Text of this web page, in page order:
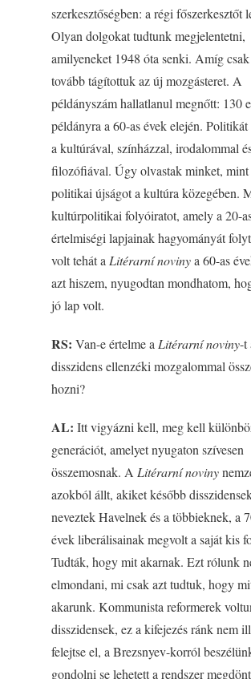
szerkesztőségben: a régi főszerkesztőt
Olyan dolgokat tudtunk megjelentetni,
amilyeneket 1948 óta senki. Amíg
tovább tágítottuk az új mozgásteret. A
példányszám hallatlanul megnőtt: 130
példányra a 60-as évek elején.
a kultúrával, színházzal, irodalommal
filozófiával. Úgy olvastak minket,
politikai újságot a kultúra közegében.
kultúrpolitikai folyóiratot, amely a 20-
értelmiségi lapjainak hagyományát
volt tehát a Litérarní novinya 60-as
azt hiszem, nyugodtan mondhatom,
jó lap volt.
RS: Van-e értelme a Litérarní noviny-t
disszidens ellenzéki mozgalommal
hozni?
AL: Itt vigyázni kell, meg kell
generációt, amelyet nyugaton szívesen
összemosnak. A Litérarní noviny
azokból állt, akiket később
neveztek Havelnek és a többieknek, a
évek liberálisainak megvolt a saját kis
Tudták, hogy mit akarnak. Ezt rólunk
elmondani, mi csak azt tudtuk, hogy
akarunk. Kommunista reformerek
disszidensek, ez a kifejezés ránk nem
felejtse el, a Brezsnyev-korról
gondolni se lehetett a rendszer